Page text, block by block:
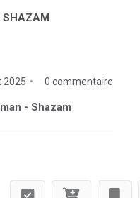
SHAZAM
2025 0 commentaire
- Shazam